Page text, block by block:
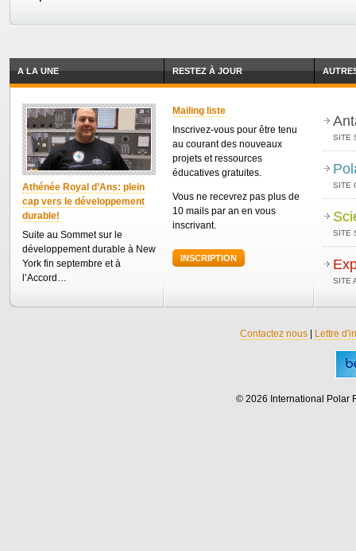
A LA UNE
Athénée Royal d’Ans: plein
cap vers le développement
durable!
Suite au Sommet sur le
développement durable à New
York fin septembre et à
l’Accord…
RESTEZ À JOUR
Mailing liste
Inscrivez-vous pour être tenu
au courant des nouveaux
projets et ressources
éducatives gratuites.
Vous ne recevrez pas plus de
10 mails par an en vous
inscrivant.
INSCRIPTION
SITE
SITE
SITE
SITE
Contactez nous| Lettre
© 2026 International Polar